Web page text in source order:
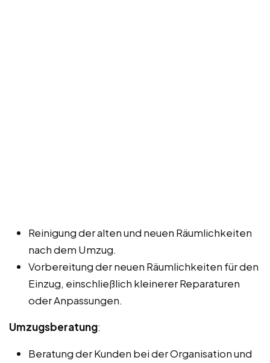
Reinigung der alten und neuen Räumlichkeiten
nach dem Umzug.
Vorbereitung der neuen Räumlichkeiten für den
Einzug, einschließlich kleinerer Reparaturen
oder Anpassungen.
Umzugsberatung:
Beratung der Kunden bei der Organisation und